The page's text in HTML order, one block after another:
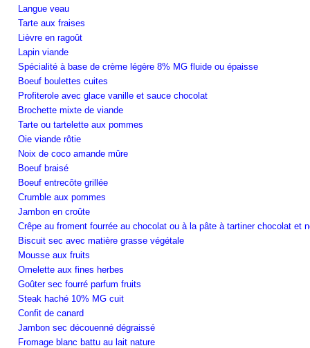
Langue veau
Tarte aux fraises
Lièvre en ragoût
Lapin viande
Spécialité à base de crème légère 8% MG fluide ou épaisse
Boeuf boulettes cuites
Profiterole avec glace vanille et sauce chocolat
Brochette mixte de viande
Tarte ou tartelette aux pommes
Oie viande rôtie
Noix de coco amande mûre
Boeuf braisé
Boeuf entrecôte grillée
Crumble aux pommes
Jambon en croûte
Crêpe au froment fourrée au chocolat ou à la pâte à tartiner chocolat et
Biscuit sec avec matière grasse végétale
Mousse aux fruits
Omelette aux fines herbes
Goûter sec fourré parfum fruits
Steak haché 10% MG cuit
Confit de canard
Jambon sec découenné dégraissé
Fromage blanc battu au lait nature